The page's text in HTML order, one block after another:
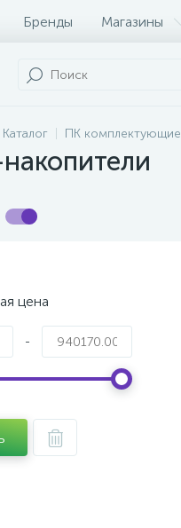
Бренды Магазины
Каталог ПК комплектующие
цена
-